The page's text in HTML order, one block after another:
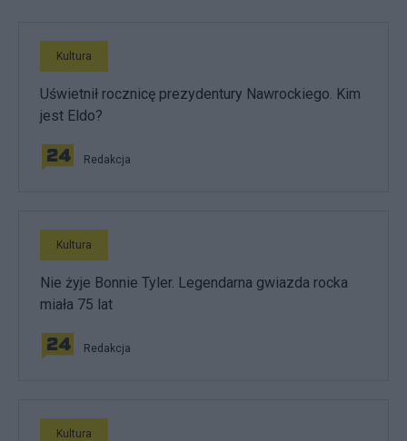
Kultura
Uświetnił rocznicę prezydentury Nawrockiego. Kim
jest Eldo?
Redakcja
Kultura
Nie żyje Bonnie Tyler. Legendarna gwiazda rocka
miała 75 lat
Redakcja
Kultura